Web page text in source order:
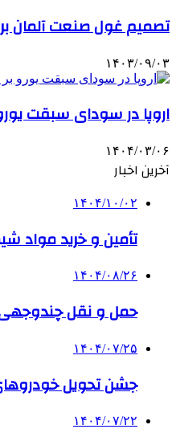
تصمیم غول صنعت آلمان
۱۴۰۳/۰۹/۰۳
اروپا در سودای سبقت یورو
۱۴۰۴/۰۳/۰۶
آخرین اخبار
۱۴۰۴/۱۰/۰۲
تأمین و خرید مواد
۱۴۰۴/۰۸/۲۶
حمل و نقل
۱۴۰۴/۰۷/۲۵
جشن تحویل
۱۴۰۴/۰۷/۲۲